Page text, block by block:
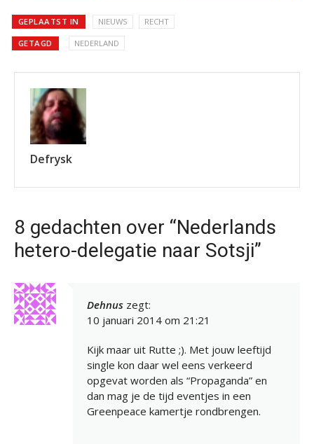
GEPLAATST IN NIEUWS RECHT
GETAGD NEDERLAND
Defrysk
8 gedachten over “Nederlands
hetero-delegatie naar Sotsji”
Dehnus zegt:
10 januari 2014 om 21:21
Kijk maar uit Rutte ;). Met jouw leeftijd
single kon daar wel eens verkeerd
opgevat worden als “Propaganda” en
dan mag je de tijd eventjes in een
Greenpeace kamertje rondbrengen.